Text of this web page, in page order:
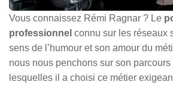
Vous connaissez Rémi Ragnar ? Le
professionnel connu sur les réseaux
sens de l’humour et son amour du
nous nous penchons sur son
lesquelles il a choisi ce métier